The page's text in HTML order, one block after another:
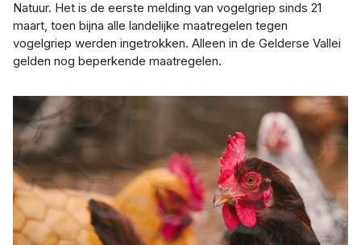
Natuur. Het is de eerste melding van vogelgriep sinds 21
maart, toen bijna alle landelijke maatregelen tegen
vogelgriep werden ingetrokken. Alleen in de Gelderse Vallei
gelden nog beperkende maatregelen.